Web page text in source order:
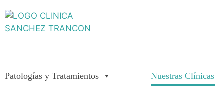
Patologías y Tratamientos Nuestras Clínicas